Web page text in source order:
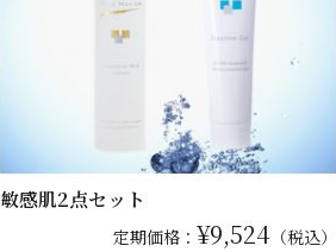
敏感肌2点セット
定期価格： ¥9,524（税込）